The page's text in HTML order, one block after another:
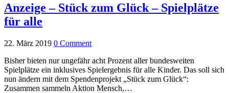
Anzeige – Stück zum Glück – Spielplätze
für alle
22. März 2019 0 Comment
Bisher bieten nur ungefähr acht Prozent aller bundesweiten
Spielplätze ein inklusives Spielergebnis für alle Kinder. Das soll sich
nun ändern mit dem Spendenprojekt „Stück zum Glück“:
Zusammen sammeln Aktion Mensch,…